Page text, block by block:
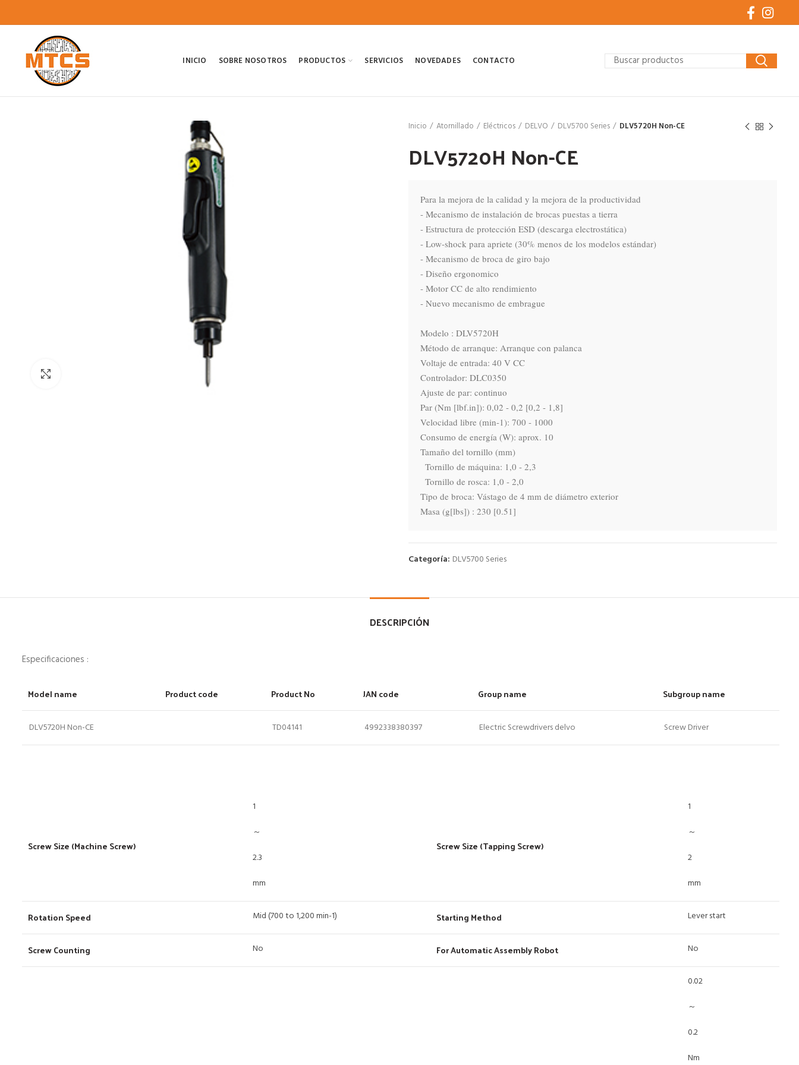
INICIO SOBRE NOSOTROS PRODUCTOS SERVICIOS NOVEDADES CONTACTO
Inicio Atornillado Eléctricos DELVO DLV5700 Series DLV5720H Non-CE
DLV5720H Non-CE
Para la mejora de la calidad y la mejora de la productividad
- Mecanismo de instalación de brocas puestas a tierra
- Estructura de protección ESD (descarga electrostática)
- Low-shock para apriete (30% menos de los modelos estándar)
- Mecanismo de broca de giro bajo
- Diseño ergonomico
- Motor CC de alto rendimiento
- Nuevo mecanismo de embrague
Modelo : DLV5720H
Método de arranque: Arranque con palanca
Voltaje de entrada: 40 V CC
Controlador: DLC0350
Ajuste de par: continuo
Par (Nm [lbf.in]): 0,02 - 0,2 [0,2 - 1,8]
Velocidad libre (min-1): 700 - 1000
Consumo de energía (W): aprox. 10
Tamaño del tornillo (mm)
Tipo de broca: Vástago de 4 mm de diámetro exterior
Masa (g[lbs]) : 230 [0.51]
Categoría: DLV5700 Series
DESCRIPCIÓN
Especificaciones :
Model name Product code Product No JAN code Group name Subgroup name
DLV5720H Non-CE TD04141 4992338380397 Electric Screwdrivers delvo Screw Driver
Screw Size (Machine Screw)
1
～
2.3
mm
Screw Size (Tapping Screw)
1
～
2
mm
Rotation Speed Mid (700 to 1,200 min-1) Starting Method Lever start
Screw Counting No For Automatic Assembly Robot No
0.02
～
0.2
Nm